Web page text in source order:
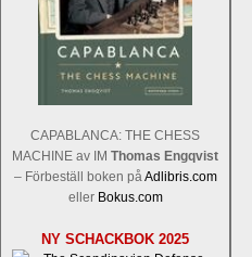
CAPABLANCA: THE CHESS
MACHINE av IM Thomas Engqvist
– Förbeställ boken påAdlibris.com
eller Bokus.com
NY SCHACKBOK 2025